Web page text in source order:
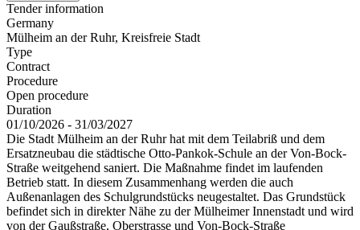
Tender information
Germany
Mülheim an der Ruhr, Kreisfreie Stadt
Type
Contract
Procedure
Open procedure
Duration
01/10/2026 - 31/03/2027
Die Stadt Mülheim an der Ruhr hat mit dem Teilabriß und dem
Ersatzneubau die städtische Otto-Pankok-Schule an der Von-Bock-
Straße weitgehend saniert. Die Maßnahme findet im laufenden
Betrieb statt. In diesem Zusammenhang werden die auch
Außenanlagen des Schulgrundstücks neugestaltet. Das Grundstück
befindet sich in direkter Nähe zu der Mülheimer Innenstadt und wird
von der Gaußstraße, Oberstrasse und Von-Bock-Straße